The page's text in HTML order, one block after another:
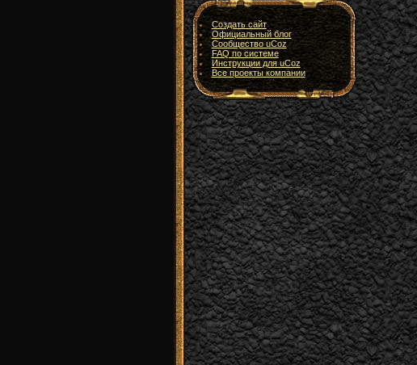
Создать сайт
Официальный блог
Сообщество uCoz
FAQ по системе
Инструкции для uCoz
Все проекты компании